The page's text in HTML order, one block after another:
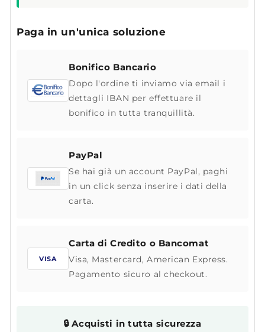
Paga in un'unica soluzione
Bonifico Bancario
Dopo l'ordine ti inviamo via email i
dettagli IBAN per effettuare il
bonifico in tutta tranquillità.
PayPal
Se hai già un account PayPal, paghi
in un click senza inserire i dati della
carta.
VISA
Carta di Credito o Bancomat
Visa, Mastercard, American Express.
Pagamento sicuro al checkout.
🔒 Acquisti in tutta sicurezza